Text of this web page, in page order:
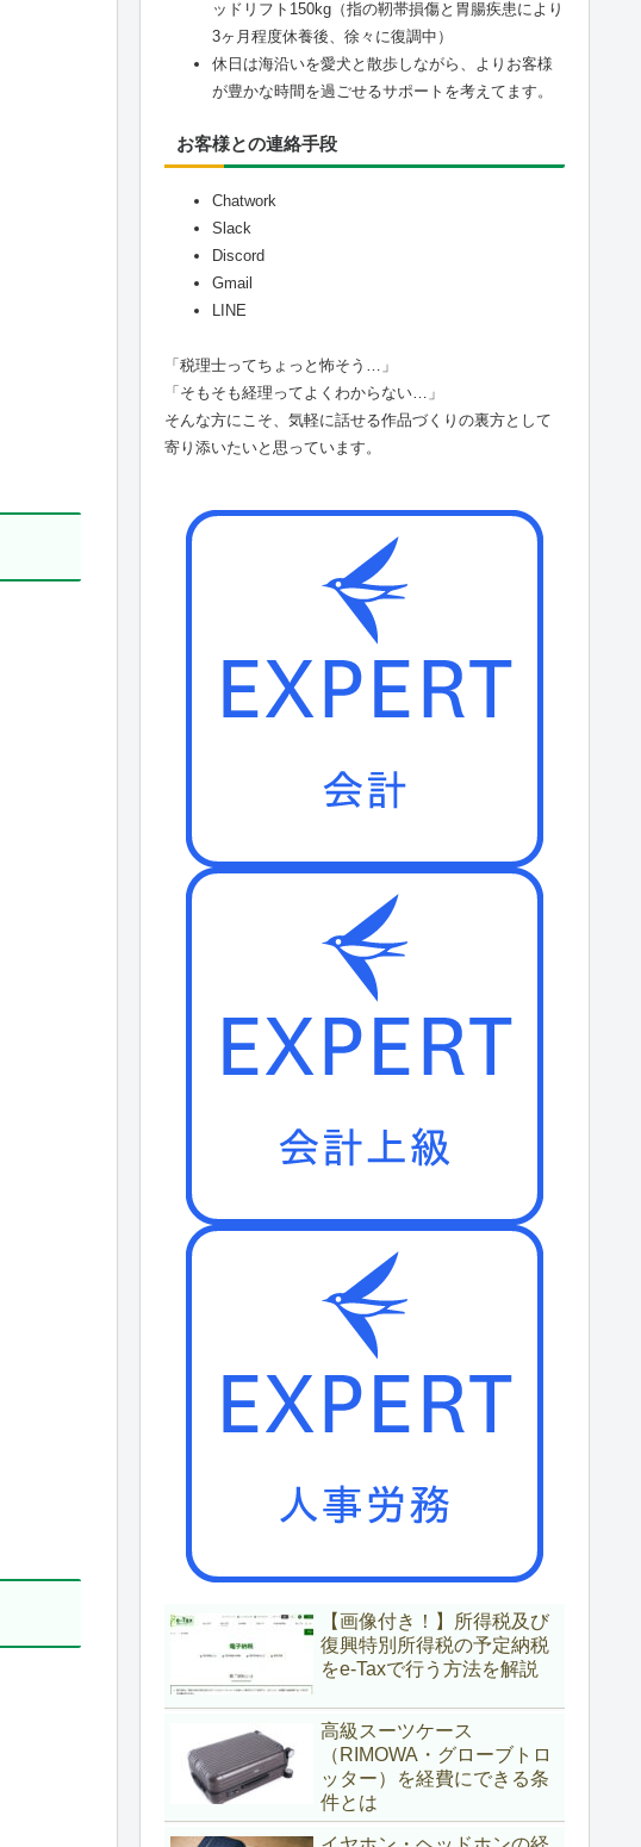
ッドリフト150kg（指の靭帯損傷と胃腸疾患により
3ヶ月程度休養後、徐々に復調中）
休日は海沿いを愛犬と散歩しながら、よりお客様
が豊かな時間を過ごせるサポートを考えてます。
お客様との連絡手段
Chatwork
Slack
Discord
Gmail
LINE
「税理士ってちょっと怖そう…」
「そもそも経理ってよくわからない…」
そんな方にこそ、気軽に話せる作品づくりの裏方として
寄り添いたいと思っています。
【画像付き！】所得税及び
復興特別所得税の予定納税
をe-Taxで行う方法を解説
高級スーツケース
（RIMOWA・グローブトロ
ッター）を経費にできる条
件とは